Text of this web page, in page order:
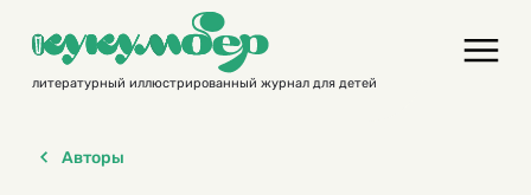
contentлитературный иллюстрированный журнал для детей
Авторы